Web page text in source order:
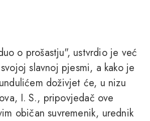
o prošastju", ustvrdio je već
slavnoj pjesmi, a kako je
doživjet će, u nizu
I. S., pripovjedač ove
običan suvremenik, urednik